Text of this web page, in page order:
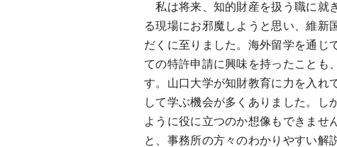
私は将来、知的財産を扱う職に就
る現場にお邪魔しようと思い、維新
だくに至りました。海外留学を通じ
ての特許申請に興味を持ったことも
す。山口大学が知財教育に力を入れ
して学ぶ機会が多くありました。し
ように役に立つのか想像もできませ
と、事務所の方々のわかりやすい解